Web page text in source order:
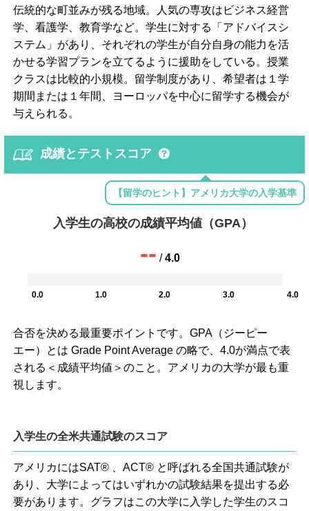
伝統的な町並みが残る地域。人気の専攻はビジネス経営
学、看護学、教育学など。学生に対する「アドバイスシ
ステム」があり、それぞれの学生が自分自身の能力を活
かせる学習プランを立てるように援助をしている。授業
クラスは比較的小規模。留学制度があり、希望者は１学
期間または１年間、ヨーロッパを中心に留学する機会が
与えられる。
成績とテストスコア
【留学のヒント】アメリカ大学の入学基準
入学生の高校の成績平均値（GPA）
-- /4.0
0.0 1.0 2.0 3.0 4.0
合否を決める最重要ポイントです。GPA（ジーピー
エー）とは Grade Point Average の略で、4.0が満点で表
される＜成績平均値＞のこと。アメリカの大学が最も重
視します。
入学生の全米共通試験のスコア
アメリカにはSAT® 、ACT® と呼ばれる全国共通試験が
あり、大学によってはいずれかの試験結果を提出する必
要があります。グラフはこの大学に入学した学生のスコ